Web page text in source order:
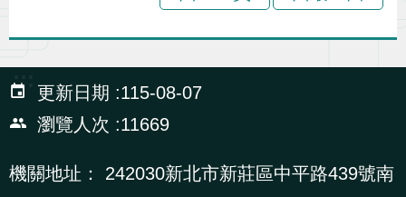
申
:::
更新日期
115-08-07
瀏覽人次
11669
機關地址：
242030新北市新莊區中平路439號南